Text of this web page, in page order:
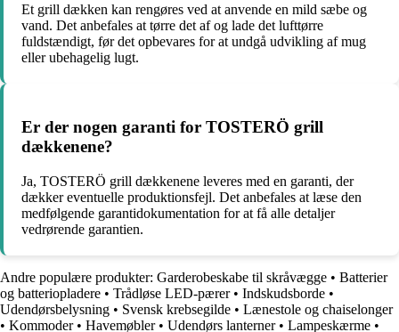
Et grill dækken kan rengøres ved at anvende en mild sæbe og
vand. Det anbefales at tørre det af og lade det lufttørre
fuldstændigt, før det opbevares for at undgå udvikling af mug
eller ubehagelig lugt.
Er der nogen garanti for TOSTERÖ grill
dækkenene?
Ja, TOSTERÖ grill dækkenene leveres med en garanti, der
dækker eventuelle produktionsfejl. Det anbefales at læse den
medfølgende garantidokumentation for at få alle detaljer
vedrørende garantien.
Andre populære produkter: Garderobeskabe til skråvægge • Batterier
og batteriopladere • Trådløse LED-pærer• Indskudsborde •
Udendørsbelysning • Svensk krebsegilde • Lænestole og chaiselonger
• Kommoder• Havemøbler• Udendørs lanterner• Lampeskærme •